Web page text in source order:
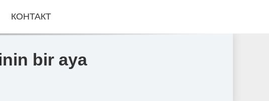
bir aya
КОНТАКТ